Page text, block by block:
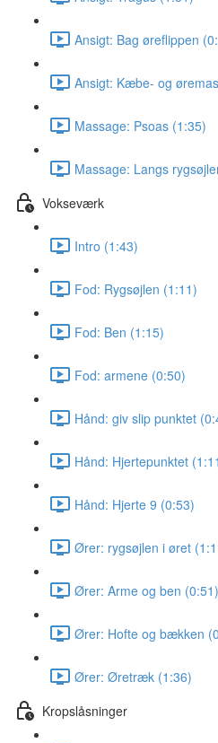
Ansigt: Bag øreflippen
Ansigt: Kæbe- og
Massage: Psoas (1:35)
Massage: Langs
Vokseværk
Intro (1:43)
Fod: Rygsøjlen (1:11)
Fod: Ben (1:15)
Fod: armene (0:50)
Hånd: giv slip punktet
Hånd: Hjertepunktet
Hånd: Hjerte 9 (0:53)
Ører: rygsøjlen i øret
Ører: Arme og ben (0:51)
Ører: Hofte og bækken
Ører: Øretræk (1:36)
Kropslåsninger